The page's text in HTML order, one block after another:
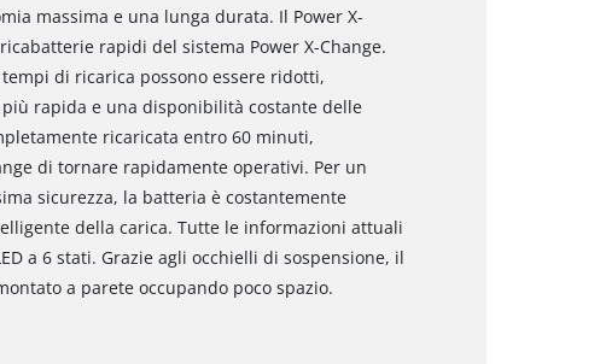
massima e una lunga durata. Il Power X-
rapidi del sistema Power X-Change.
di ricarica possono essere ridotti,
rapida e una disponibilità costante delle
ricaricata entro 60 minuti,
di tornare rapidamente operativi. Per un
sicurezza, la batteria è costantemente
della carica. Tutte le informazioni attuali
a 6 stati. Grazie agli occhielli di sospensione, il
a parete occupando poco spazio.